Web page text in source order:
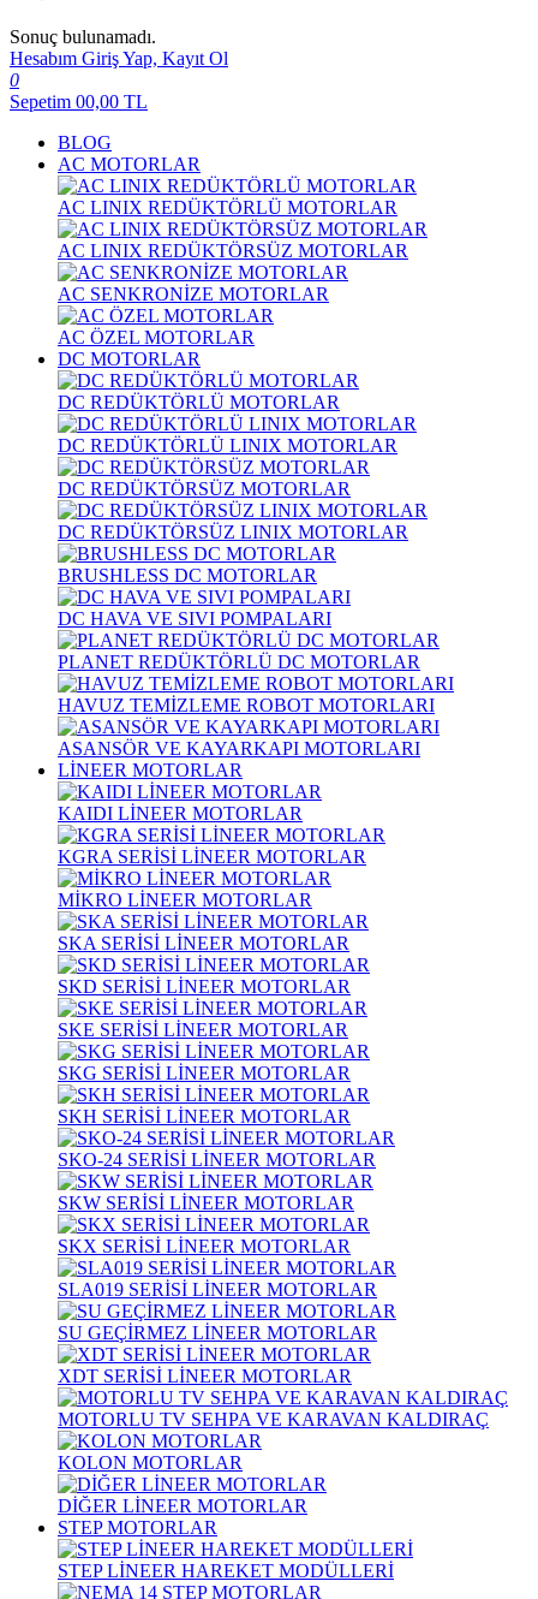
Sonuç bulunamadı.
Hesabım Giriş Yap, Kayıt Ol
0
Sepetim 00,00 TL
BLOG
AC MOTORLAR
AC LINIX REDÜKTÖRLÜ MOTORLAR
AC LINIX REDÜKTÖRSÜZ MOTORLAR
AC SENKRONİZE MOTORLAR
AC ÖZEL MOTORLAR
DC MOTORLAR
DC REDÜKTÖRLÜ MOTORLAR
DC REDÜKTÖRLÜ LINIX MOTORLAR
DC REDÜKTÖRSÜZ MOTORLAR
DC REDÜKTÖRSÜZ LINIX MOTORLAR
BRUSHLESS DC MOTORLAR
DC HAVA VE SIVI POMPALARI
PLANET REDÜKTÖRLÜ DC MOTORLAR
HAVUZ TEMİZLEME ROBOT MOTORLARI
ASANSÖR VE KAYARKAPI MOTORLARI
LİNEER MOTORLAR
KAIDI LİNEER MOTORLAR
KGRA SERİSİ LİNEER MOTORLAR
MİKRO LİNEER MOTORLAR
SKA SERİSİ LİNEER MOTORLAR
SKD SERİSİ LİNEER MOTORLAR
SKE SERİSİ LİNEER MOTORLAR
SKG SERİSİ LİNEER MOTORLAR
SKH SERİSİ LİNEER MOTORLAR
SKO-24 SERİSİ LİNEER MOTORLAR
SKW SERİSİ LİNEER MOTORLAR
SKX SERİSİ LİNEER MOTORLAR
SLA019 SERİSİ LİNEER MOTORLAR
SU GEÇİRMEZ LİNEER MOTORLAR
XDT SERİSİ LİNEER MOTORLAR
MOTORLU TV SEHPA VE KARAVAN KALDIRAÇ
KOLON MOTORLAR
DİĞER LİNEER MOTORLAR
STEP MOTORLAR
STEP LİNEER HAREKET MODÜLLERİ